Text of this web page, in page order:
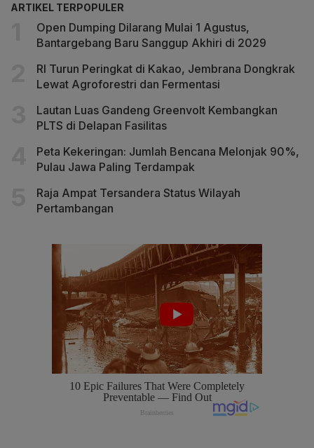
ARTIKEL TERPOPULER
Open Dumping Dilarang Mulai 1 Agustus,
Bantargebang Baru Sanggup Akhiri di 2029
RI Turun Peringkat di Kakao, Jembrana Dongkrak
Lewat Agroforestri dan Fermentasi
Lautan Luas Gandeng Greenvolt Kembangkan
PLTS di Delapan Fasilitas
Peta Kekeringan: Jumlah Bencana Melonjak 90%,
Pulau Jawa Paling Terdampak
Raja Ampat Tersandera Status Wilayah
Pertambangan